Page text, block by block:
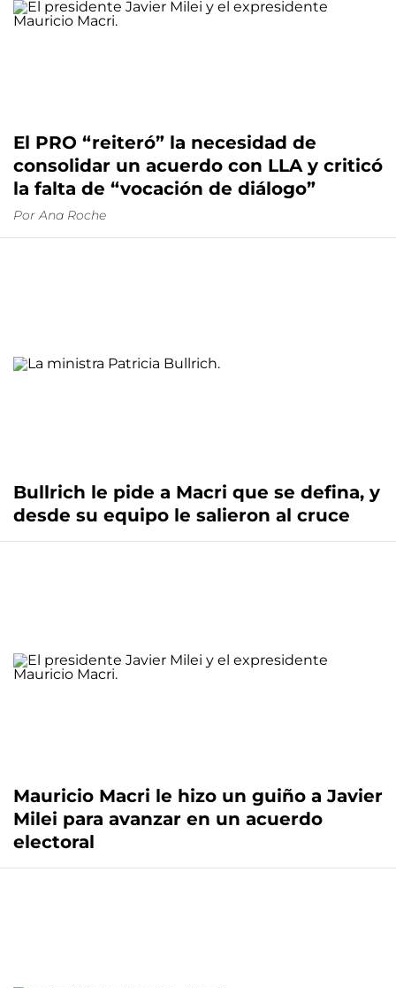
El PRO “reiteró” la necesidad de
consolidar un acuerdo con LLA y criticó
la falta de “vocación de diálogo”
Por Ana Roche
Bullrich le pide a Macri que se defina, y
desde su equipo le salieron al cruce
Mauricio Macri le hizo un guiño a Javier
Milei para avanzar en un acuerdo
electoral